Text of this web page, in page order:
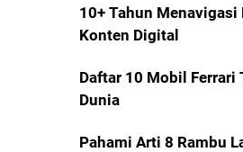
10+ Tahun Menavigasi
Konten Digital
Daftar 10 Mobil Ferrari
Dunia
Pahami Arti 8 Rambu